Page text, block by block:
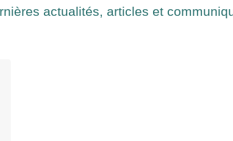
actualités, articles et